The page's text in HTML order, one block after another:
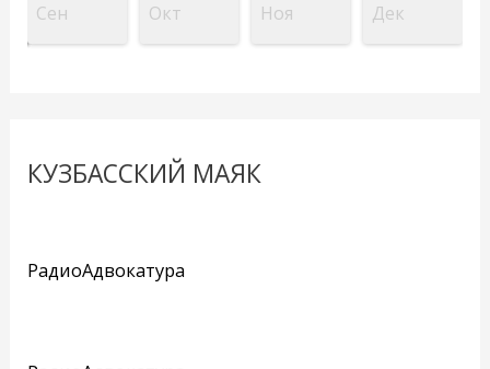
Сен Окт Ноя Дек
КУЗБАССКИЙ МАЯК
РадиоАдвокатура